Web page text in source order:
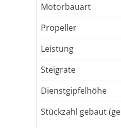
Motorbauart
Propeller
Leistung
Steigrate
Dienstgipfelhöhe
Stückzahl gebaut